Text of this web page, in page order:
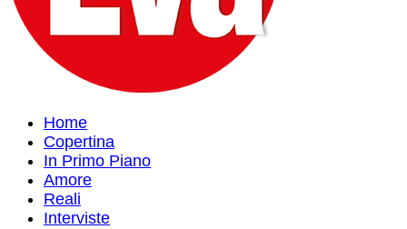
Home
Copertina
In Primo Piano
Amore
Reali
Interviste